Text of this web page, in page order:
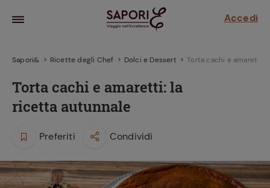
Accedi
Sapori& Ricette degli Chef Dolci e Dessert Torta cachi e amaretti:
Torta cachi e amaretti: la
ricetta autunnale
Preferiti Condividi